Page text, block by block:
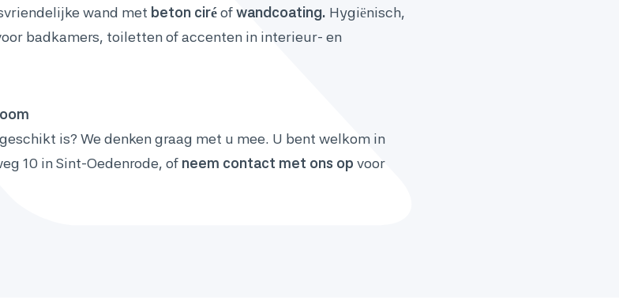
wand met beton ciréofwandcoating. Hygiënisch,
badkamers, toiletten of accenten in interieur- en
is? We denken graag met u mee. U bent welkom in
10 in Sint-Oedenrode, of neem contact met ons op voor